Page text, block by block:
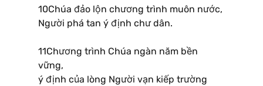
10Chúa đảo lộn chương trình muôn nước,
Người phá tan ý định chư dân.
11Chương trình Chúa ngàn năm bền
vững,
ý định của lòng Người vạn kiếp trường